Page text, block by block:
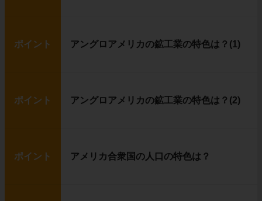
ポイント アングロアメリカの鉱工業の特色は？(1)
ポイント アングロアメリカの鉱工業の特色は？(2)
ポイント アメリカ合衆国の人口の特色は？